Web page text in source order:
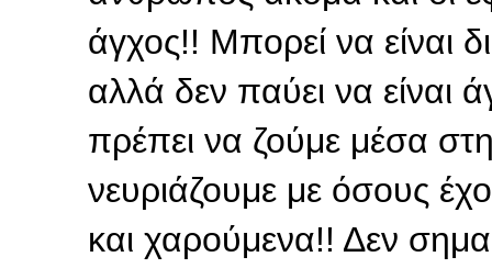
άγχος!! Μπορεί να είναι
αλλά δεν παύει να είναι
πρέπει να ζούμε μέσα
νευριάζουμε με όσους
και χαρούμενα!! Δεν